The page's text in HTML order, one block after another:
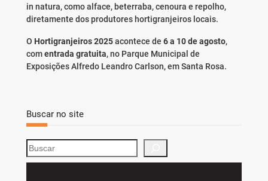
in natura, como alface, beterraba, cenoura e repolho,
diretamente dos produtores hortigranjeiros locais.
O Hortigranjeiros 2025acontece de 6 a 10 de agosto,
comentrada gratuita, no Parque Municipal de
Exposições Alfredo Leandro Carlson, em Santa Rosa.
Buscar no site
S
e